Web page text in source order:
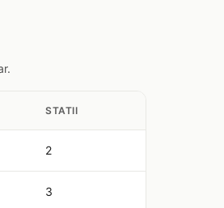
STATII
2
3